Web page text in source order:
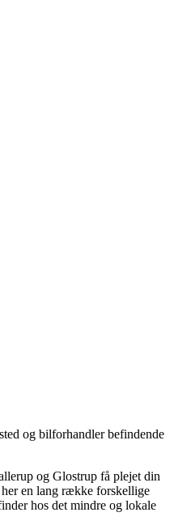
og bilforhandler befindende
og Glostrup få plejet din
en lang række forskellige
hos det mindre og lokale